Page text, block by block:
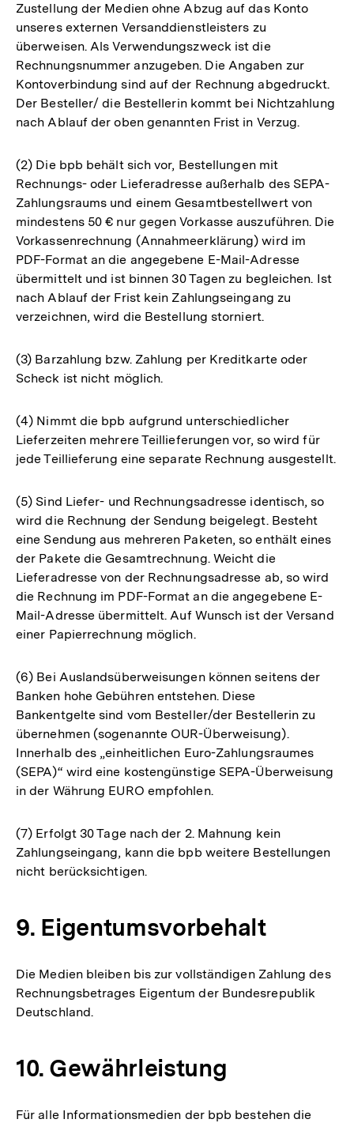
Zustellung der Medien ohne Abzug auf das Konto
unseres externen Versanddienstleisters zu
überweisen. Als Verwendungszweck ist die
Rechnungsnummer anzugeben. Die Angaben zur
Kontoverbindung sind auf der Rechnung abgedruckt.
Der Besteller/ die Bestellerin kommt bei Nichtzahlung
nach Ablauf der oben genannten Frist in Verzug.
(2) Die bpb behält sich vor, Bestellungen mit
Rechnungs- oder Lieferadresse außerhalb des SEPA-
Zahlungsraums und einem Gesamtbestellwert von
mindestens 50 € nur gegen Vorkasse auszuführen. Die
Vorkassenrechnung (Annahmeerklärung) wird im
PDF-Format an die angegebene E-Mail-Adresse
übermittelt und ist binnen 30 Tagen zu begleichen. Ist
nach Ablauf der Frist kein Zahlungseingang zu
verzeichnen, wird die Bestellung storniert.
(3) Barzahlung bzw. Zahlung per Kreditkarte oder
Scheck ist nicht möglich.
(4) Nimmt die bpb aufgrund unterschiedlicher
Lieferzeiten mehrere Teillieferungen vor, so wird für
jede Teillieferung eine separate Rechnung ausgestellt.
(5) Sind Liefer- und Rechnungsadresse identisch, so
wird die Rechnung der Sendung beigelegt. Besteht
eine Sendung aus mehreren Paketen, so enthält eines
der Pakete die Gesamtrechnung. Weicht die
Lieferadresse von der Rechnungsadresse ab, so wird
die Rechnung im PDF-Format an die angegebene E-
Mail-Adresse übermittelt. Auf Wunsch ist der Versand
einer Papierrechnung möglich.
(6) Bei Auslandsüberweisungen können seitens der
Banken hohe Gebühren entstehen. Diese
Bankentgelte sind vom Besteller/der Bestellerin zu
übernehmen (sogenannte OUR-Überweisung).
Innerhalb des „einheitlichen Euro-Zahlungsraumes
(SEPA)“ wird eine kostengünstige SEPA-Überweisung
in der Währung EURO empfohlen.
(7) Erfolgt 30 Tage nach der 2. Mahnung kein
Zahlungseingang, kann die bpb weitere Bestellungen
nicht berücksichtigen.
9. Eigentumsvorbehalt
Die Medien bleiben bis zur vollständigen Zahlung des
Rechnungsbetrages Eigentum der Bundesrepublik
Deutschland.
10. Gewährleistung
Für alle Informationsmedien der bpb bestehen die